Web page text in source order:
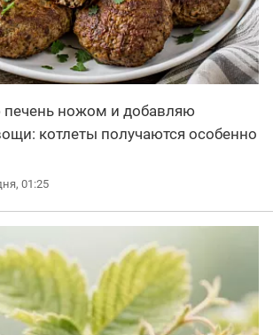
печень ножом и добавляю
котлеты получаются особенно
01:25